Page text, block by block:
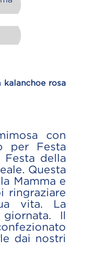
rosa
con
per Festa
Festa della
Questa
Mamma e
ringraziare
vita. La
Il
dai nostri